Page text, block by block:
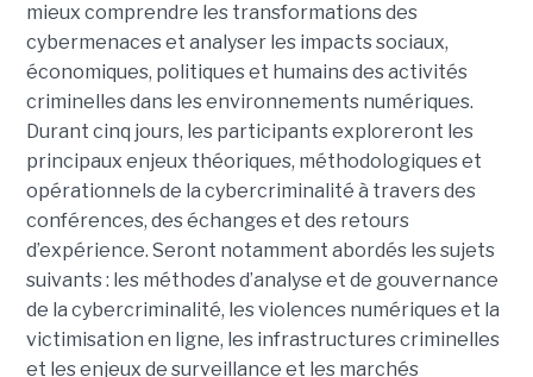
mieux comprendre les transformations des
cybermenaces et analyser les impacts sociaux,
économiques, politiques et humains des activités
criminelles dans les environnements numériques.
Durant cinq jours, les participants exploreront les
principaux enjeux théoriques, méthodologiques et
opérationnels de la cybercriminalité à travers des
conférences, des échanges et des retours
d’expérience. Seront notamment abordés les sujets
suivants : les méthodes d’analyse et de gouvernance
de la cybercriminalité, les violences numériques et la
victimisation en ligne, les infrastructures criminelles
et les enjeux de surveillance et les marchés